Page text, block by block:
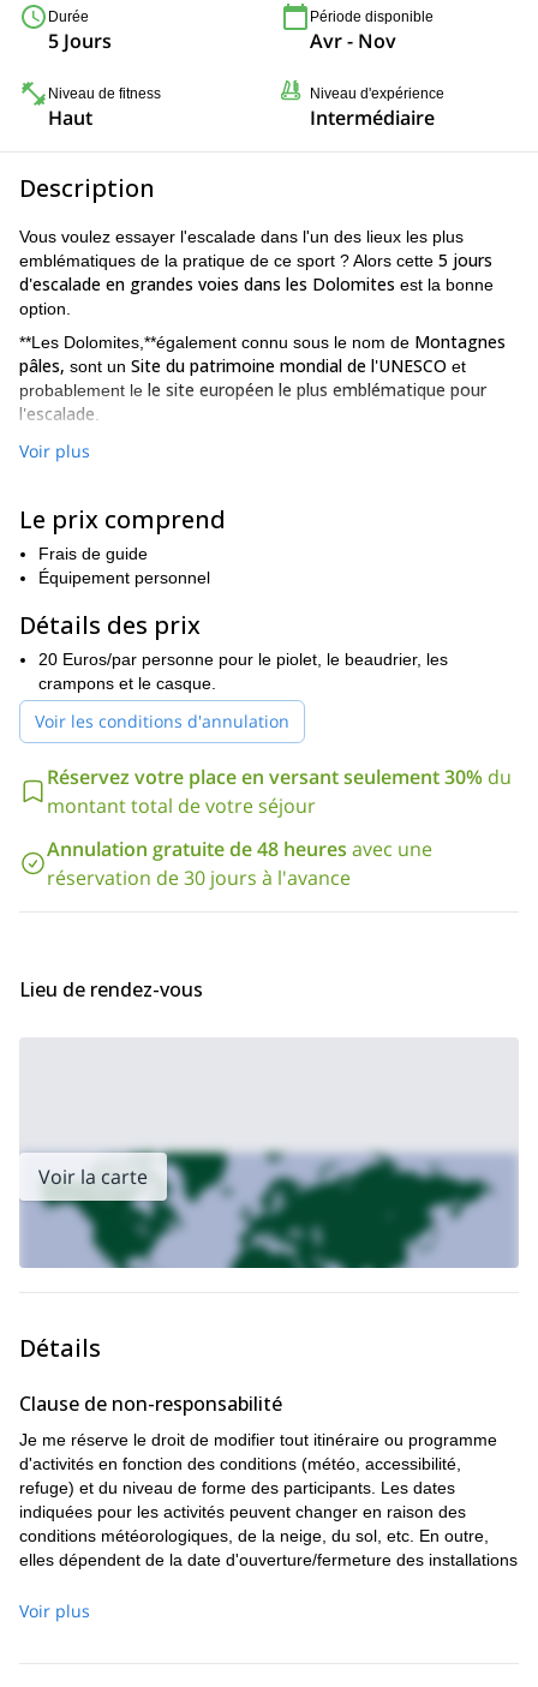
Durée
5 Jours
Période disponible
Avr - Nov
Niveau de fitness
Haut
Niveau d'expérience
Intermédiaire
Description
Vous voulez essayer l'escalade dans l'un des lieux les plus
emblématiques de la pratique de ce sport ? Alors cette 5 jours
d'escalade en grandes voies dans les Dolomites est la bonne
option.
**Les Dolomites,**également connu sous le nom de Montagnes
pâles, sont un Site du patrimoine mondial de l'UNESCO et
probablement le le site européen le plus emblématique pour
l'escalade
Situé dans le
ascensions.
Les possibilités d'approche sont innombrables :
Cinque Torri, Crystal Group, Marmolada, Tre Cime di Lavaredo,
Et je vous guiderai où vous voulez aller, dans une expérience
inoubliable. Vous pourrez escalader des rochers totalement
verticaux si vous le souhaitez. Mais il y a aussi d'autres degrés de
difficulté pour les grimpeurs moins expérimentés.
Alors envoyez-moi une demande pour faire ce
d'escalade en grandes voies dans les Dolomites se produisent
pour vous ! Je vous garantis que vous passerez un moment
extraordinaire !
Et si vous voulez tenter une aventure plus longue dans une
région plus chaude de l'Italie, vous pouvez aussi consulter mon
Programme d'escalade de 7 jours en Sardaigne
Voir plus
Le prix comprend
Frais de guide
Équipement personnel
Détails des prix
20 Euros/par personne pour le piolet, le beaudrier, les
crampons et le casque.
Voir les conditions d'annulation
Réservez votre place en versant seulement 30% du
montant total de votre séjour
Annulation gratuite de 48 heures avec une
réservation de 30 jours à l'avance
Lieu de rendez-vous
Voir la carte
Détails
Clause de non-responsabilité
Je me réserve le droit de modifier tout itinéraire ou programme
d'activités en fonction des conditions (météo, accessibilité,
refuge) et du niveau de forme des participants. Les dates
indiquées pour les activités peuvent changer en raison des
conditions météorologiques, de la neige, du sol, etc. En outre,
elles dépendent de la date d'ouverture/fermeture des installations
saisonnière/annuelle par les entités gestionnaires de celles-ci et,
Voir plus